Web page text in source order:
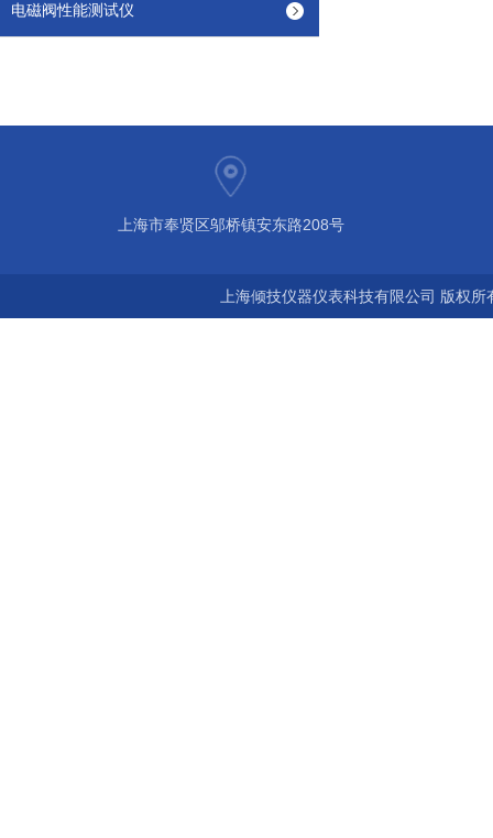
电磁阀性能测试仪
上海市奉贤区邬桥镇安东路208号
上海倾技仪器仪表科技有限公司 版权